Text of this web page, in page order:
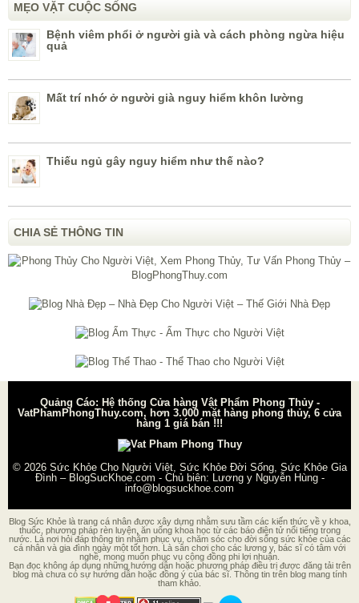
MẸO VẶT CUỘC SỐNG
Bệnh viêm phổi ở người già và cách phòng ngừa hiệu
quả
Mất trí nhớ ở người già nguy hiểm khôn lường
Thiếu ngủ gây nguy hiểm như thế nào?
CHIA SẺ THÔNG TIN
Quảng Cáo: Hệ thống Cửa hàng Vật Phẩm Phong Thủy -
VatPhamPhongThuy.com, hơn 3.000 mặt hàng phong thủy, 6 cửa
hàng 1 giá bán !!!
© 2026 Sức Khỏe Cho Người Việt, Sức Khỏe Đời Sống, Sức Khỏe Gia
Đình – BlogSucKhoe.com - Chủ biên: Lương y Nguyễn Hùng-
info@blogsuckhoe.com
Blog Sức Khỏe là trang cá nhân được xây dựng nhằm sưu tầm các kiến thức về y khoa,
thuốc, phương pháp rèn luyện, ăn uống khoa học từ các báo điện tử nổi tiếng trong
nước. Là nơi hỏi đáp thông tin nhằm phục vụ, chăm sóc cho đời sống sức khỏe của các
cá nhân và gia đình ngày một tốt hơn. Là sân chơi cho các lương y, bác sĩ có tâm với
nghề, mong muốn phục vụ cộng đồng phi lợi nhuận.
Bạn đọc không áp dụng những hướng dẫn hoặc phương pháp điều trị được đăng tải trên
blog mà chưa có sự hướng dẫn hoặc đồng ý của bác sĩ. Thông tin trên blog mang tính
tham khảo.